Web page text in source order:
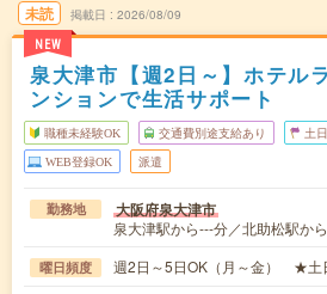
未読
NEW
掲載日 2026/08/09
泉大津市【週2日～】ホテル
ンションで生活サポート
職種未経験OK 交通費別途支給あり 土
WEB登録OK 派遣
勤務地 大阪府泉大津市
泉大津駅から---分／北助松駅か
曜日頻度 週2日～5日OK（月～金） ★土